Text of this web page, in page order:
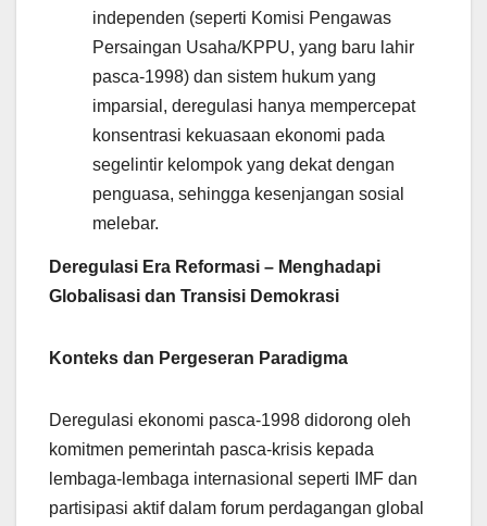
independen (seperti Komisi Pengawas
Persaingan Usaha/KPPU, yang baru lahir
pasca-1998) dan sistem hukum yang
imparsial, deregulasi hanya mempercepat
konsentrasi kekuasaan ekonomi pada
segelintir kelompok yang dekat dengan
penguasa, sehingga kesenjangan sosial
melebar.
Deregulasi Era Reformasi – Menghadapi
Globalisasi dan Transisi Demokrasi
Konteks dan Pergeseran Paradigma
Deregulasi ekonomi pasca-1998 didorong oleh
komitmen pemerintah pasca-krisis kepada
lembaga-lembaga internasional seperti IMF dan
partisipasi aktif dalam forum perdagangan global